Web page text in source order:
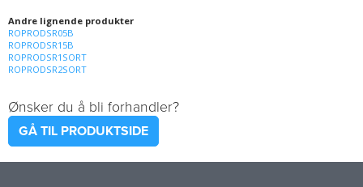
Andre lignende produkter
ROPRODSR05B
ROPRODSR15B
ROPRODSR1SORT
ROPRODSR2SORT
Ønsker du å bli forhandler?
GÅ TIL PRODUKTSIDE